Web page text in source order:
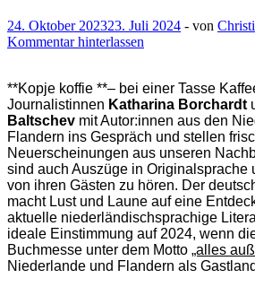
24. Oktober 202323. Juli 2024 - von
Kommentar hinterlassen
**Kopje koffie **– bei einer Tasse
Journalistinnen Katharina Borchardt
Baltschev mit Autor:innen aus den
Flandern ins Gespräch und stellen
Neuerscheinungen aus unseren
sind auch Auszüge in Originalsprache
von ihren Gästen zu hören. Der
macht Lust und Laune auf eine
aktuelle niederländischsprachige
ideale Einstimmung auf 2024, wenn
Buchmesse unter dem Motto „alles
Niederlande und Flandern als